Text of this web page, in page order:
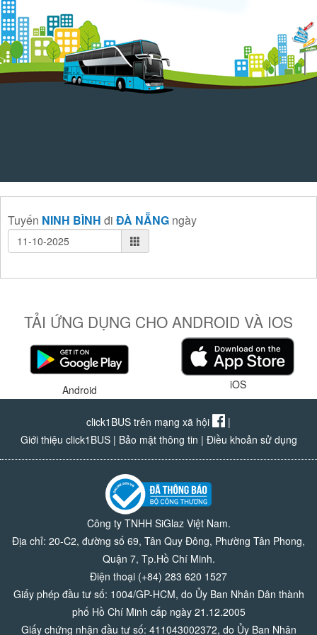
Tuyến NINH BÌNH đi ĐÀ NẴNG ngày
TẢI ỨNG DỤNG CHO ANDROID VÀ IOS
Android iOS
click1BUS trên mạng xã hội
|
Giới thiệu click1BUS| Bảo mật thông tin | Điều khoản sử dụng
Công ty TNHH SiGlaz Việt Nam.
Địa chỉ: 20-C2, đường số 69, Tân Quy Đông, Phường Tân Phong,
Quận 7, Tp.Hồ Chí Minh.
Điện thoại (+84) 283 620 1527
Giấy phép đầu tư số: 1004/GP-HCM, do Ủy Ban Nhân Dân thành
phố Hồ Chí Minh cấp ngày 21.12.2005
Giấy chứng nhận đầu tư số: 411043002372, do Ủy Ban Nhân